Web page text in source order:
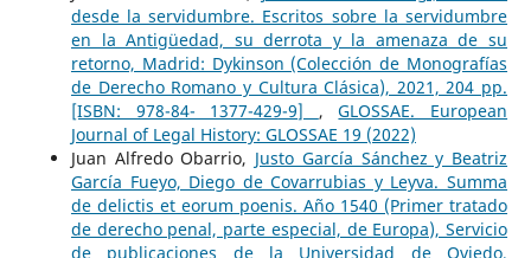
desde la servidumbre. Escritos sobre la servidumbre
en la Antigüedad, su derrota y la amenaza de su
retorno, Madrid: Dykinson (Colección de Monografías
de Derecho Romano y Cultura Clásica), 2021, 204 pp.
[ISBN: 978-84- 1377-429-9] ,GLOSSAE. European
Journal of Legal History: GLOSSAE 19 (2022)
Juan Alfredo Obarrio, Justo García Sánchez y Beatriz
García Fueyo, Diego de Covarrubias y Leyva. Summa
de delictis et eorum poenis. Año 1540 (Primer tratado
de derecho penal, parte especial, de Europa), Servicio
de publicaciones de la Universidad de Oviedo,